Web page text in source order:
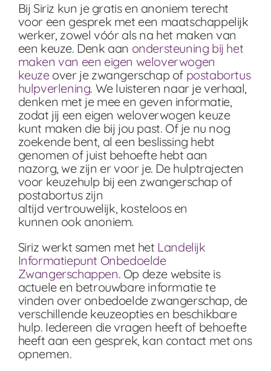
Bij Siriz kun je gratis en anoniem terecht
voor een gesprek met een maatschappelijk
werker, zowel vóór als na het maken van
een keuze. Denk aan ondersteuning bij het
maken van een eigen weloverwogen
keuzeover je zwangerschap of postabortus
hulpverlening. We luisteren naar je verhaal,
denken met je mee en geven informatie,
zodat jij een eigen weloverwogen keuze
kunt maken die bij jou past. Of je nu nog
zoekende bent, al een beslissing hebt
genomen of juist behoefte hebt aan
nazorg, we zijn er voor je. De hulptrajecten
voor keuzehulp bij een zwangerschap of
postabortus zijn
altijd vertrouwelijk, kosteloos en
kunnen ook anoniem.
Siriz werkt samen met het Landelijk
Informatiepunt Onbedoelde
Zwangerschappen. Op deze website is
actuele en betrouwbare informatie te
vinden over onbedoelde zwangerschap, de
verschillende keuzeopties en beschikbare
hulp. Iedereen die vragen heeft of behoefte
heeft aan een gesprek, kan contact met ons
opnemen.